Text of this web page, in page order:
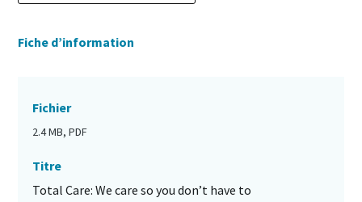
Fiche d’information
Fichier
2.4 MB, PDF
Titre
Total Care: We care so you don’t have to